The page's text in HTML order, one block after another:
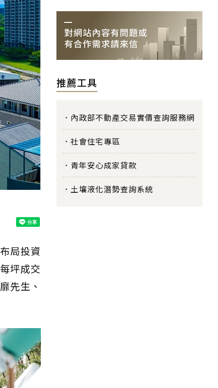
局投資
坪成交
先生、
推薦工具
內政部不動產交易實價查詢服務網
社會住宅專區
青年安心成家貸款
土壤液化潛勢查詢系統